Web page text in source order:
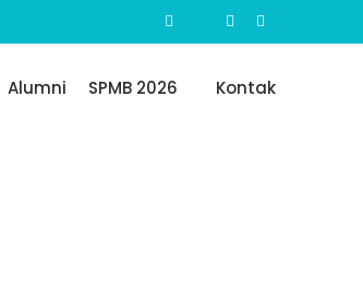
Alumni SPMB 2026 Kontak